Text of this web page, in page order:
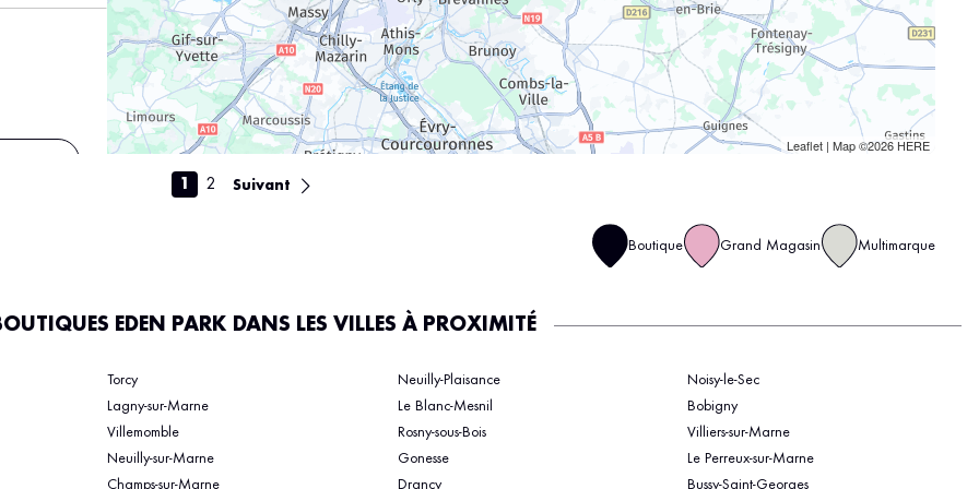
Leaflet| Map ©2026HERE
1 2 Suivant
Boutique Grand Magasin Multimarque
EDEN PARK DANS LES VILLES À PROXIMITÉ
Torcy
Lagny-sur-Marne
Villemomble
Neuilly-sur-Marne
Champs-sur-Marne
Neuilly-Plaisance
Le Blanc-Mesnil
Rosny-sous-Bois
Gonesse
Drancy
Noisy-le-Sec
Bobigny
Villiers-sur-Marne
Le Perreux-sur-Marne
Bussy-Saint-Georges